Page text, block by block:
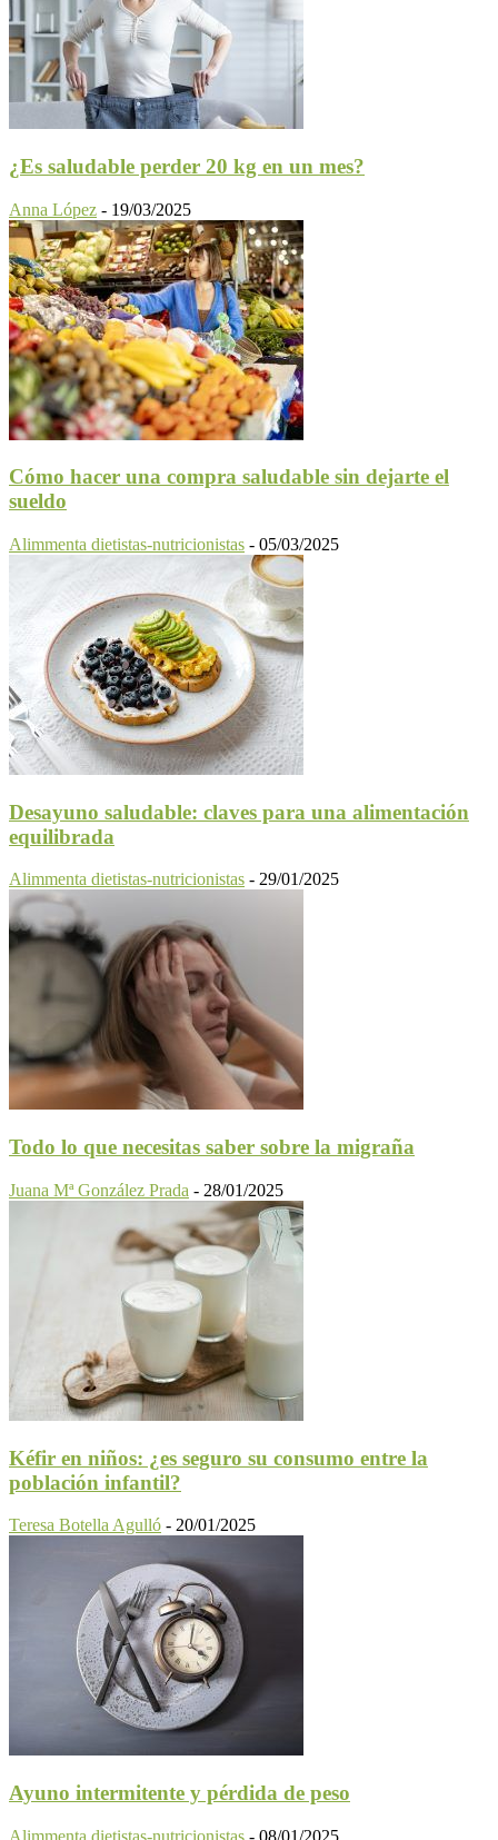
¿Es saludable perder 20 kg en un mes?
Anna López - 19/03/2025
Cómo hacer una compra saludable sin dejarte el
sueldo
Alimmenta dietistas-nutricionistas - 05/03/2025
Desayuno saludable: claves para una alimentación
equilibrada
Alimmenta dietistas-nutricionistas - 29/01/2025
Todo lo que necesitas saber sobre la migraña
Juana Mª González Prada - 28/01/2025
Kéfir en niños: ¿es seguro su consumo entre la
población infantil?
Teresa Botella Agulló - 20/01/2025
Ayuno intermitente y pérdida de peso
Alimmenta dietistas-nutricionistas - 08/01/2025